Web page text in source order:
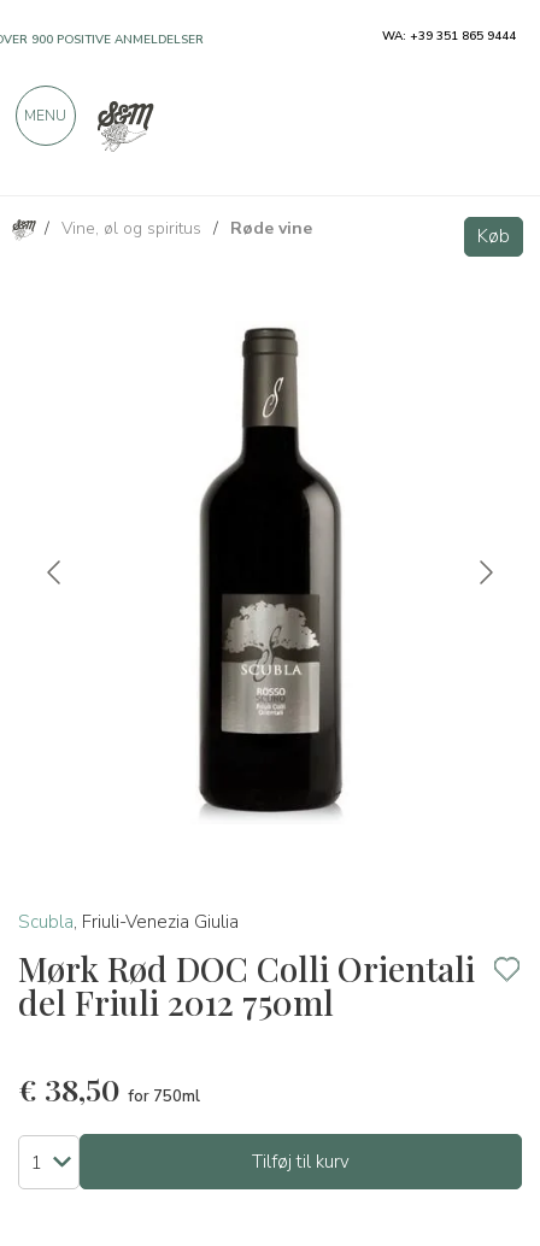
/ Vine, øl og spiritus / Røde vine Køb
Scubla, Friuli-Venezia Giulia
Mørk Rød DOC Colli Orientali
del Friuli 2012 750ml
€ 38,50 for 750ml
Tilføj til kurv
Mørk Rød DOC Colli Orientali del Friuli 2012 750ml Køb
900 POSITIVE ANMELDELSER WA: +39 351 865 9444
MENU